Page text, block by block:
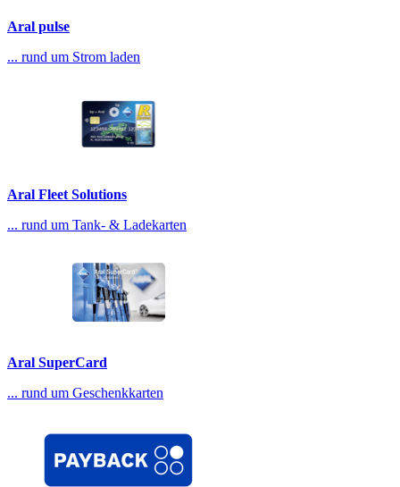
Aral pulse
... rund um Strom laden
Aral Fleet Solutions
... rund um Tank- & Ladekarten
Aral SuperCard
... rund um Geschenkkarten